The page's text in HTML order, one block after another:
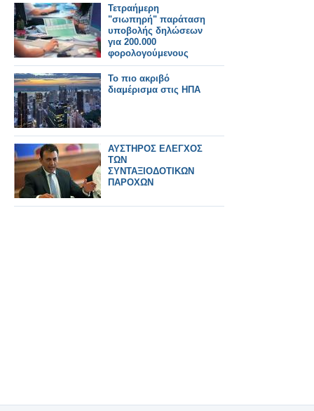
Τετραήμερη
"σιωπηρή" παράταση
υποβολής δηλώσεων
για 200.000
φορολογούμενους
Το πιο ακριβό
διαμέρισμα στις ΗΠΑ
ΑΥΣΤΗΡΟΣ ΕΛΕΓΧΟΣ
ΤΩΝ
ΣΥΝΤΑΞΙΟΔΟΤΙΚΩΝ
ΠΑΡΟΧΩΝ